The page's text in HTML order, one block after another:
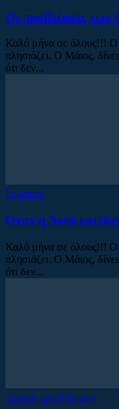
Οι προβλέψεις των
Καλό μήνα σε όλους!!! Ο
πλησιάζει. Ο Μάιος,
ότι δεν...
Featured
Όταν η Άννα
Καλό μήνα σε όλους!!! Ο
πλησιάζει. Ο Μάιος,
ότι δεν...
Αρχείο προβλέψεων